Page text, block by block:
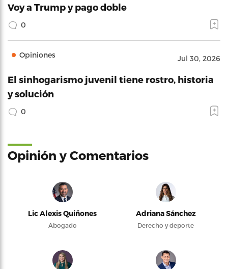
Voy a Trump y pago doble
0
Opiniones Jul 30, 2026
El sinhogarismo juvenil tiene rostro, historia
y solución
0
Opinión y Comentarios
Lic Alexis Quiñones
Abogado
Adriana Sánchez
Derecho y deporte